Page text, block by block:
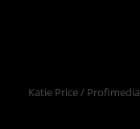
Katie Price / Profimedia